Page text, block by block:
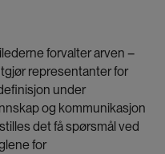
forvalter arven –
representanter for
under
og kommunikasjon
det få spørsmål ved
for